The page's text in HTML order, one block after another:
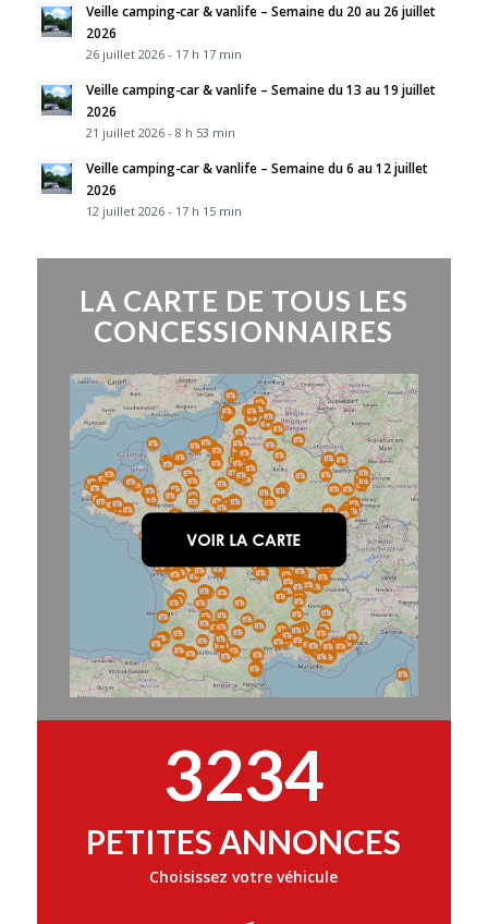
Veille camping-car & vanlife – Semaine du 20 au 26 juillet
2026
26 juillet 2026 - 17 h 17 min
Veille camping-car & vanlife – Semaine du 13 au 19 juillet
2026
21 juillet 2026 - 8 h 53 min
Veille camping-car & vanlife – Semaine du 6 au 12 juillet
2026
12 juillet 2026 - 17 h 15 min
LA CARTE DE TOUS LES
CONCESSIONNAIRES
3234
PETITES ANNONCES
Choisissez votre véhicule